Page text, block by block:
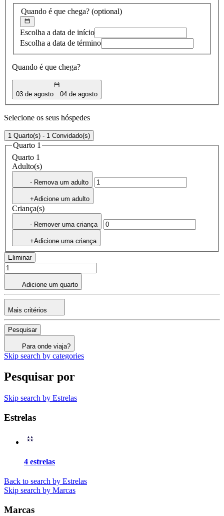
Quando é que chega? (optional)
Escolha a data de início
Escolha a data de término
Quando é que chega?
03 de agosto 04 de agosto
Selecione os seus hóspedes
1 Quarto(s) - 1 Convidado(s)
Quarto 1
Quarto 1
Adulto(s)
- Remova um adulto
+Adicione um adulto
Criança(s)
- Remover uma criança
+Adicione uma criança
Eliminar
Adicione um quarto
Mais critérios
Pesquisar
Para onde viaja?
Skip search by categories
Pesquisar por
Skip search by Estrelas
Estrelas
4 estrelas
Back to search by Estrelas
Skip search by Marcas
Marcas